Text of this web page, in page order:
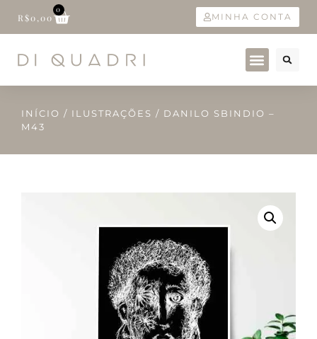
R$0,00
0
MINHA CONTA
INÍCIO / ILUSTRAÇÕES / DANILO SBINDIO –
M43